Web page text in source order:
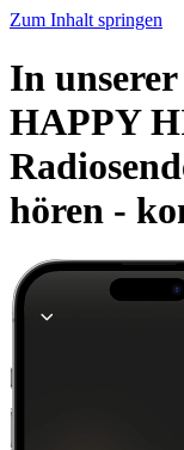
Zum Inhalt springen
In
HAPPY
hören -